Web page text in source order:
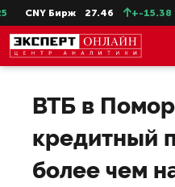
CNY Бирж 27.46 +-15.38
ВТБ в
кредитный
более чем